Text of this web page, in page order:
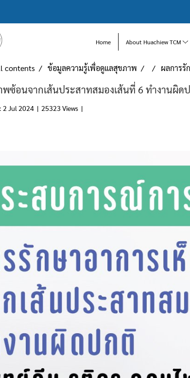
Home About Huachiew TCM
contents ข้อมูลความรู้เพื่อดูแลสุขภาพ ผลการรั
พซ้อนจากเส้นประสาทสมองเส้นที่ 6 ทำงานผิด
2 Jul 2024 | 25323 Views |